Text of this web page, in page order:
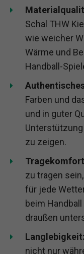
Schal THW
wie weicher
Wärme und
Handball-
Farben und
und in guter
zu zeigen.
zu tragen
für jede
beim
draußen
Langlebigkeit:
nicht nur